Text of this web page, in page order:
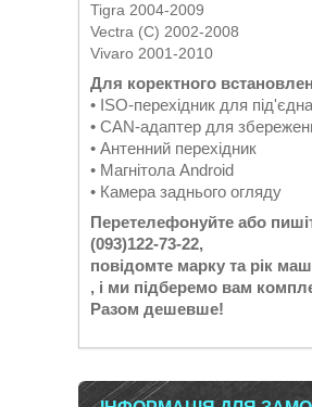
Tigra 2004-2009
Vectra (C) 2002-2008
Vivaro 2001-2010
Для коректного
• ISO-перехідник для
• CAN-адаптер для
• Антенний перехідник
• Магнітола Android
• Камера заднього огляду
Перетелефонуйте або
(093)122-73-22,
повідомте марку та рік
, і ми підберемо вам
Разом дешевше!